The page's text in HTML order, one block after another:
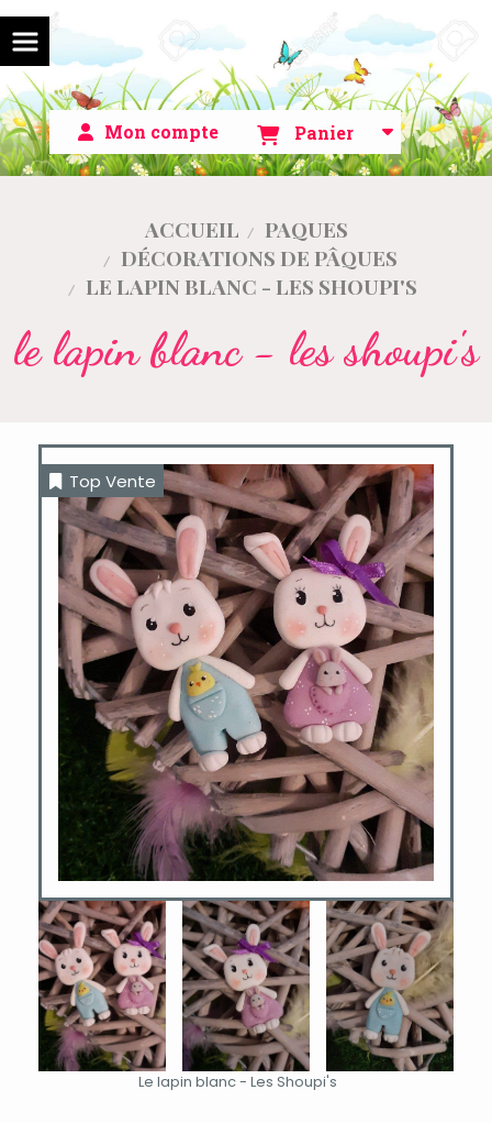
Mon compte Panier
ACCUEIL
PAQUES
DÉCORATIONS DE PÂQUES
LE LAPIN BLANC - LES SHOUPI'S
le lapin blanc - les shoupi's
Top Vente
Le lapin blanc - Les Shoupi's